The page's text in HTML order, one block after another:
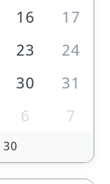
16
17
23
24
30
31
6 7
30